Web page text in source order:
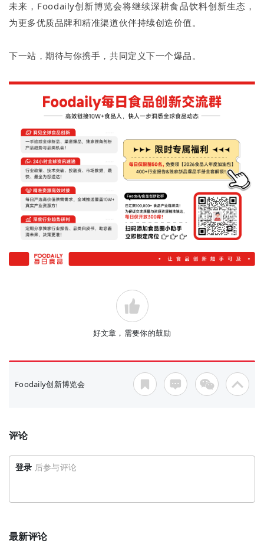
未来，Foodaily创新博览会将继续深耕食品饮料创新生态，
为更多优质品牌和精准渠道伙伴持续创造价值。
下一站，期待与你携手，共同定义下一个爆品。
好文章，需要你的鼓励
Foodaily创新博览会
评论
登录 后参与评论
最新评论